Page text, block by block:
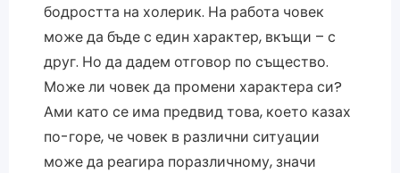
бодростта на холерик. На работа човек
може да бъде с един характер, вкъщи – с
друг. Но да дадем отговор по същество.
Може ли човек да промени характера си?
Ами като се има предвид това, което казах
по-горе, че човек в различни ситуации
може да реагира поразличному, значи